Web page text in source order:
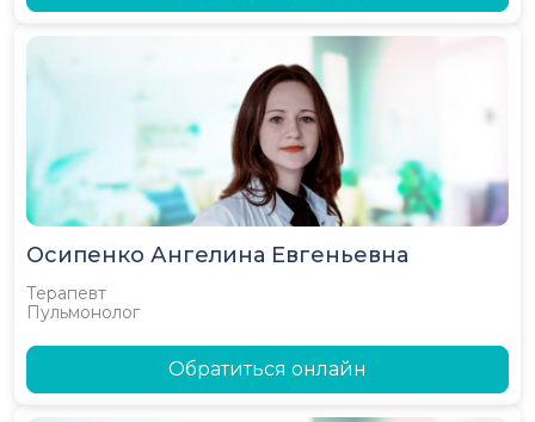
Осипенко Ангелина Евгеньевна
Терапевт
Пульмонолог
Обратиться онлайн